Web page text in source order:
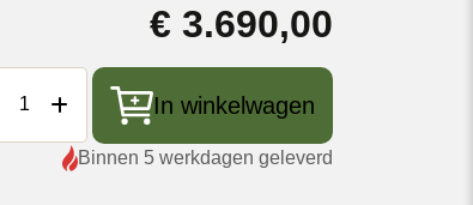
€ 3.690,00
Braaimaster
Freestanding
Single
In winkelwagen
Binnen 5 werkdagen geleverd